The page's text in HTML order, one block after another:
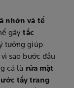
nhờn và tế
gâytắc
tưởng giúp
sao bước đầu
cá là rửa mặt
tẩy trang